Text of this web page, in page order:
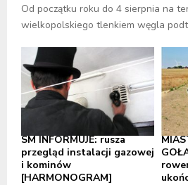
Od początku roku do 4 sierpnia na
wielkopolskiego tlenkiem węgla
SM INFORMUJE: rusza
przegląd instalacji gazowej
i kominów
[HARMONOGRAM]